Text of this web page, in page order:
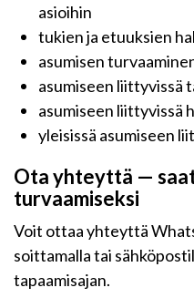
asioihin
tukien ja etuuksien
asumisen
asumiseen liittyvissä
asumiseen liittyvissä
yleisissä asumiseen
Ota yhteyttä — saat
turvaamiseksi
Voit ottaa yhteyttä
soittamalla tai
tapaamisajan.